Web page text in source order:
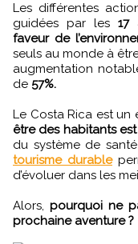
Les différentes
guidées par les 17
faveur de
seuls au monde à
augmentation
de 57%.
Le Costa Rica est
être des habitants
du système de
tourisme durable
d’évoluer dans les
Alors,pourquoi ne
prochaine aventure ?